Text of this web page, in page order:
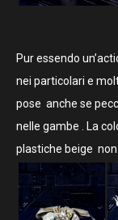
Pur essendo
nei particolari e
pose anche se
nelle gambe . La
plastiche beige non